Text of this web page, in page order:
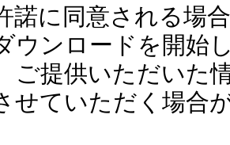
諾に同意される場
ウンロードを開始
ご提供いただいた
せていただく場合